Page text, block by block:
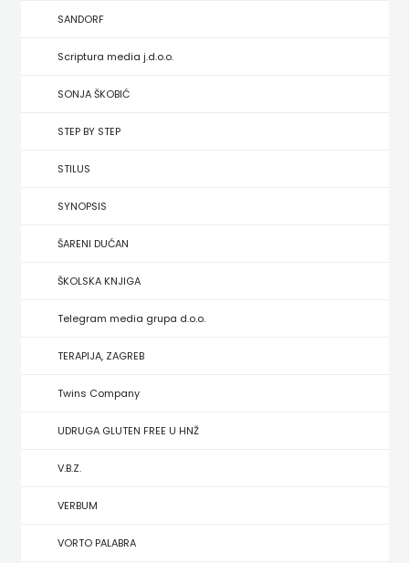
HRVATSKA
MLADINSKA
KNJIGA
MOZAIK
MOZAIK
KNJIGA
NAKLADA
BEGEN
NAKLADA
BENEDIKTA
NAKLADA
MATE
SANDORF
Scriptura media j.d.o.o.
SONJA ŠKOBIĆ
STEP BY STEP
STILUS
SYNOPSIS
ŠARENI DUĆAN
ŠKOLSKA KNJIGA
Telegram media grupa d.o.o.
TERAPIJA, ZAGREB
Twins Company
UDRUGA GLUTEN FREE U HNŽ
V.B.Z.
VERBUM
VORTO PALABRA